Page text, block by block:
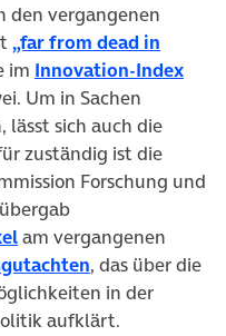
den vergangenen
„far from dead in
im Innovation-Index
Um in Sachen
lässt sich auch die
zuständig ist die
Forschung und
neuem Tab)
(öffnet in neuem Tab)
am vergangenen
(öffnet in
, das über die
in der
aufklärt.